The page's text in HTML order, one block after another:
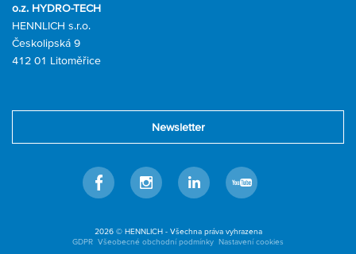
o.z. HYDRO-TECH
HENNLICH s.r.o.
Českolipská 9
412 01 Litoměřice
2026 © HENNLICH - Všechna práva vyhrazena
GDPR Všeobecné obchodní podmínky Nastavení cookies
FacebookInstagramLinkedin Youtube
Newsletter